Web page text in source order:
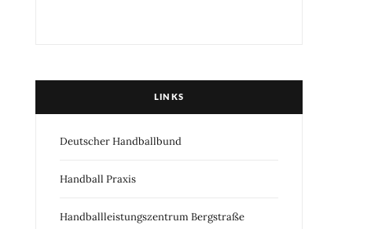
LINKS
Deutscher Handballbund
Handball Praxis
Handballleistungszentrum Bergstraße